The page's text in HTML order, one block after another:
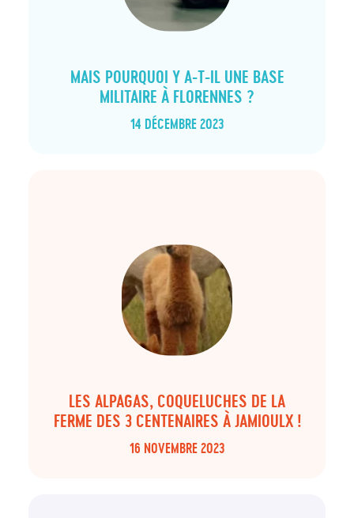
14 DÉCEMBRE 2023
MAIS POURQUOI Y A-T-IL UNE BASE
MILITAIRE À FLORENNES ?
16 NOVEMBRE 2023
LES ALPAGAS, COQUELUCHES DE LA
FERME DES 3 CENTENAIRES À JAMIOULX !